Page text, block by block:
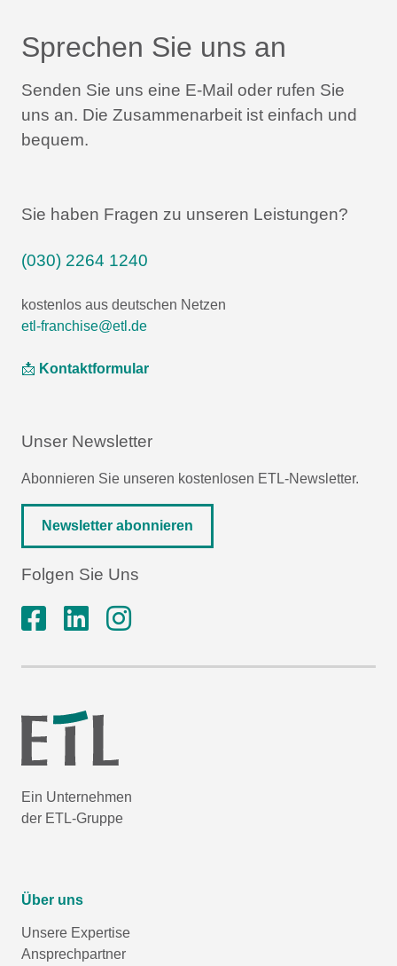
Sprechen Sie uns an
Senden Sie uns eine E-Mail oder rufen Sie
uns an. Die Zusammenarbeit ist einfach und
bequem.
Sie haben Fragen zu unseren Leistungen?
(030) 2264 1240
kostenlos aus deutschen Netzen
etl-franchise@etl.de
📩 Kontaktformular
Unser Newsletter
Abonnieren Sie unseren kostenlosen ETL-Newsletter.
Newsletter abonnieren
Folgen Sie Uns
Ein Unternehmen
der ETL-Gruppe
Über uns
Unsere Expertise
Ansprechpartner